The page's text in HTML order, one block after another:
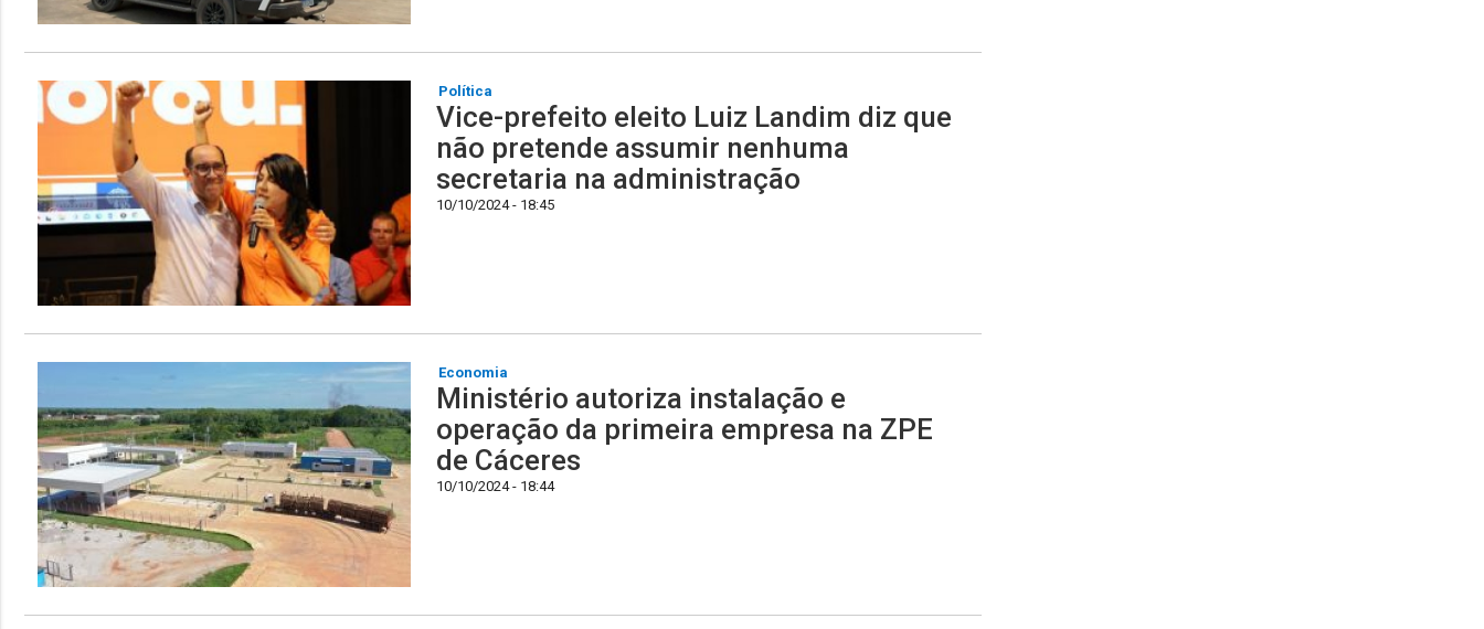
Política
Vice-prefeito eleito Luiz Landim diz que
não pretende assumir nenhuma
secretaria na administração
10/10/2024 - 18:45
Economia
Ministério autoriza instalação e
operação da primeira empresa na ZPE
de Cáceres
10/10/2024 - 18:44